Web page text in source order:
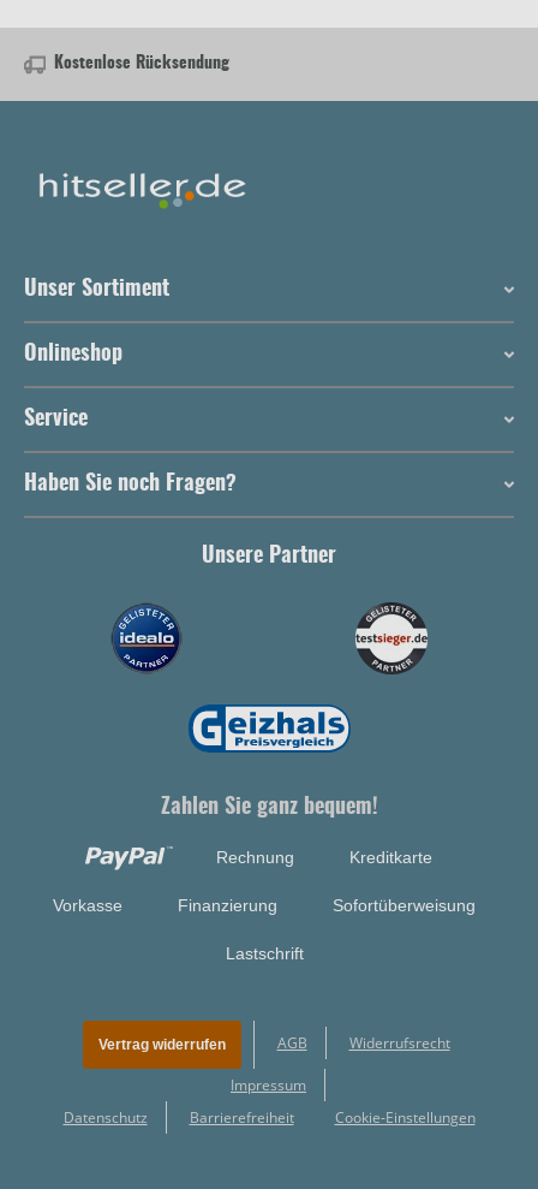
Kostenlose Rücksendung
Unser Sortiment
Onlineshop
Service
Haben Sie noch Fragen?
Unsere Partner
Zahlen Sie ganz bequem!
Rechnung Kreditkarte
Vorkasse Finanzierung Sofortüberweisung
Lastschrift
Vertrag widerrufen AGB Widerrufsrecht
Impressum
Datenschutz
Barrierefreiheit Cookie-Einstellungen